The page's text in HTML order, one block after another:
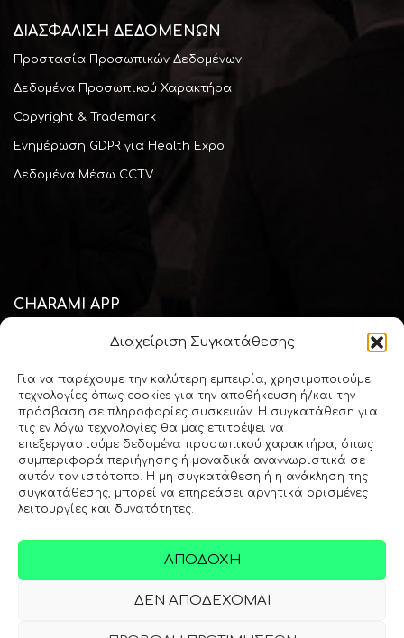
Διαχείριση Συγκατάθεσης
Για να παρέχουμε την καλύτερη εμπειρία, χρησιμοποιούμε
τεχνολογίες όπως cookies για την αποθήκευση ή/και την
πρόσβαση σε πληροφορίες συσκευών. Η συγκατάθεση για
τις εν λόγω τεχνολογίες θα μας επιτρέψει να
επεξεργαστούμε δεδομένα προσωπικού χαρακτήρα, όπως
συμπεριφορά περιήγησης ή μοναδικά αναγνωριστικά σε
αυτόν τον ιστότοπο. Η μη συγκατάθεση ή η ανάκληση της
συγκατάθεσης, μπορεί να επηρεάσει αρνητικά ορισμένες
λειτουργίες και δυνατότητες.
ΑΠΟΔΟΧΉ
ΔΕΝ ΑΠΟΔΈΧΟΜΑΙ
ΔΙΑΣΦΆΛΙΣΗ ΔΕΔΟΜΕΝΩΝ
Προστασία Προσωπικών Δεδομένων
Δεδομένα Προσωπικού Χαρακτήρα
Copyright & Trademark
Ενημέρωση GDPR για Health Expo
Δεδομένα Μέσω CCTV
CHARAMI APP
Κατεβάστε την mobile εφαρμογή "Charami SA" και μείνετε
φαρμακείου και της υγείας
Download via
Apple Store
Download via
Copyright © 2000 - 2026 Χαραμή ΑΕ